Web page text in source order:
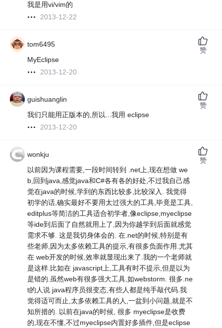
我是用vi/vim的
2013-12-22
tom6495
MyEclipse
2013-12-20
赞
guishuanglin
我们只能用正版本的,所以...我用 eclipse
2013-12-20
赞
wonkju
以前因为课程需要,一段时间转到 .net上,现在想做 we
b,回到java,感觉java和C#各有各的好处,不过我自己感
觉在java的时候,学到的东西比较多,比较深入. 我觉得
初学的话,确实最好不要用太过强大的工具,毕竟是工具,
editplus等简洁的工具适合初学者,像eclipse,myeclipse
等ide到后面了自然就用上了,因为你越学到后面就感觉
需求不够. 这是我切身体会的. 在.net的时候,特别是有
些老师,因为太多依赖工具的提示,有很多负面作用.尤其
在 web开发的时候,效率就显现出来了.我的一个老师就
是这样.比如在 javascript上,工具有时不提示,但是以为
是错的.虽然web有很多强大工具,如webstorm. 很多.ne
t的人说 java程序员很变态,有些人都是纯手敲代码.我
觉得适可而止,太多依赖工具的人,一盆到小问题,就是不
知所措的. 以前在java的时候, 很多 myeclipse是收费
的,现在不懂,不过myeclipse内置好多插件,但是eclipse
赞